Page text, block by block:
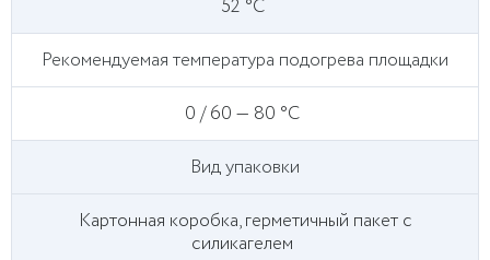
52 °C
Рекомендуемая температура подогрева площадки
0 / 60 — 80 °C
Вид упаковки
Картонная коробка, герметичный пакет с
силикагелем